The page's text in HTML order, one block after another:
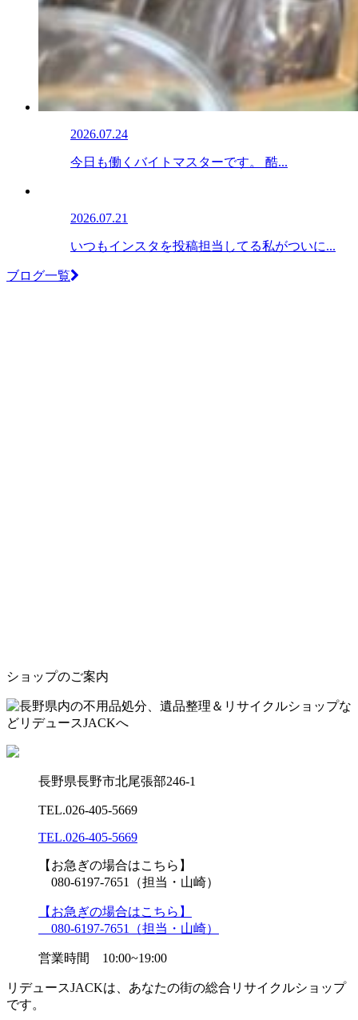
2026.07.24
今日も働くバイトマスターです。 酷...
2026.07.21
いつもインスタを投稿担当してる私がついに...
ブログ一覧
ショップのご案内
長野県長野市北尾張部246-1
TEL.026-405-5669
TEL.026-405-5669
【お急ぎの場合はこちら】
080-6197-7651（担当・山崎）
【お急ぎの場合はこちら】
080-6197-7651（担当・山崎）
営業時間 10:00~19:00
リデュースJACKは、あなたの街の総合リサイクルショップ
です。